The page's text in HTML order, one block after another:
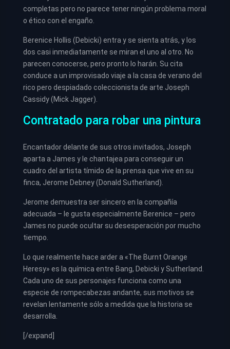
completas pero no parece tener ningún problema moral
o ético con el engaño.
Berenice Hollis (Debicki) entra y se sienta atrás, y los
dos casi inmediatamente se miran el uno al otro. No
parecen conocerse, pero pronto lo harán. Su cita
conduce a un improvisado viaje a la casa de verano del
rico pero despiadado coleccionista de arte Joseph
Cassidy (Mick Jagger).
Contratado para robar una pintura
Encantador delante de sus otros invitados, Joseph
aparta a James y le chantajea para conseguir un
cuadro del artista tímido de la prensa que vive en su
finca, Jerome Debney (Donald Sutherland).
Jerome demuestra ser sincero en la compañía
adecuada – le gusta especialmente Berenice – pero
James no puede ocultar su desesperación por mucho
tiempo.
Lo que realmente hace arder a «The Burnt Orange
Heresy» es la química entre Bang, Debicki y Sutherland.
Cada uno de sus personajes funciona como una
especie de rompecabezas andante, sus motivos se
revelan lentamente sólo a medida que la historia se
desarrolla.
[/expand]